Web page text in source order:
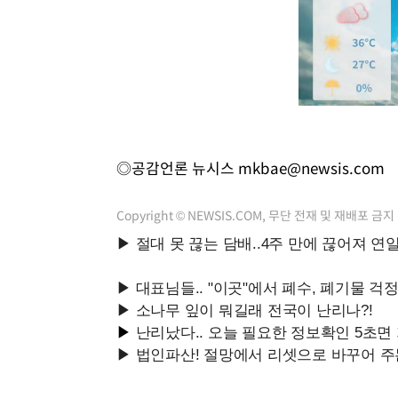
◎공감언론 뉴시스 mkbae@newsis.com
Copyright © NEWSIS.COM, 무단 전재 및 재배포 금지